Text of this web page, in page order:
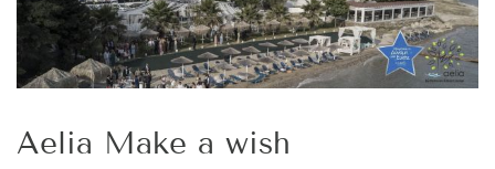
Aelia Make a wish